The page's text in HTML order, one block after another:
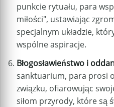
punkcie rytuału, para
miłości", ustawiając
specjalnym układzie,
wspólne aspiracje.
Błogosławieństwo i
sanktuarium, para prosi
związku, ofiarowując
siłom przyrody, które są